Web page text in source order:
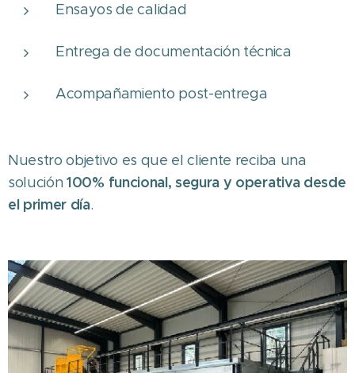
Ensayos de calidad
Entrega de documentación técnica
Acompañamiento post-entrega
Nuestro objetivo es que el cliente reciba una
solución100% funcional, segura y operativa desde
el primer día.